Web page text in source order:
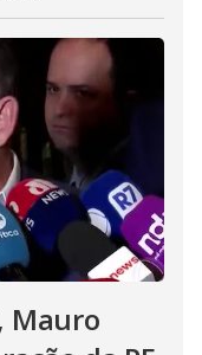
Mauro